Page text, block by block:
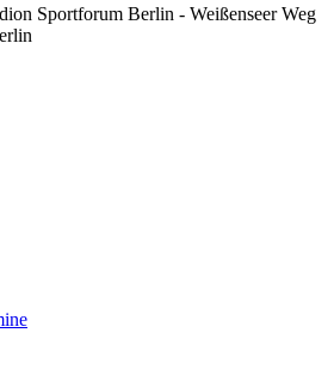
Sportforum Berlin - Weißenseer Weg